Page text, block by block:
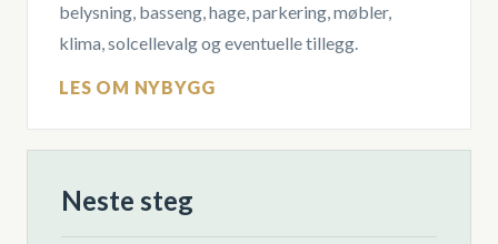
belysning, basseng, hage, parkering, møbler,
klima, solcellevalg og eventuelle tillegg.
LES OM NYBYGG
Neste steg